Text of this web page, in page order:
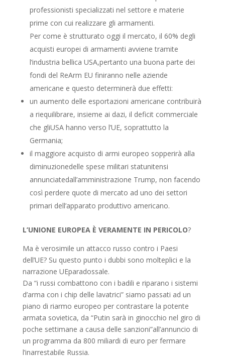
professionisti specializzati nel settore e materie
prime con cui realizzare gli armamenti.
Per come è strutturato oggi il mercato, il 60% degli
acquisti europei di armamenti avviene tramite
l’industria bellica USA,pertanto una buona parte dei
fondi del ReArm EU finiranno nelle aziende
americane e questo determinerà due effetti:
un aumento delle esportazioni americane contribuirà
a riequilibrare, insieme ai dazi, il deficit commerciale
che gliUSA hanno verso l’UE, soprattutto la
Germania;
il maggiore acquisto di armi europeo sopperirà alla
diminuzionedelle spese militari statunitensi
annunciatedall’amministrazione Trump, non facendo
così perdere quote di mercato ad uno dei settori
primari dell’apparato produttivo americano.
L’UNIONE EUROPEA È VERAMENTE IN PERICOLO?
Ma è verosimile un attacco russo contro i Paesi
dell’UE? Su questo punto i dubbi sono molteplici e la
narrazione UEparadossale.
Da “i russi combattono con i badili e riparano i sistemi
d’arma con i chip delle lavatrici” siamo passati ad un
piano di riarmo europeo per contrastare la potente
armata sovietica, da “Putin sarà in ginocchio nel giro di
poche settimane a causa delle sanzioni”all’annuncio di
un programma da 800 miliardi di euro per fermare
l’inarrestabile Russia.